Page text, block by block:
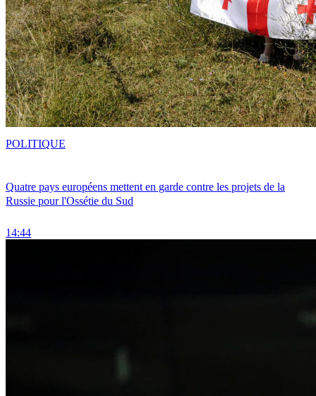
Quatre pays européens mettent en garde contre les projets de la
Russie pour l'Ossétie du Sud
14:44
POLITIQUE